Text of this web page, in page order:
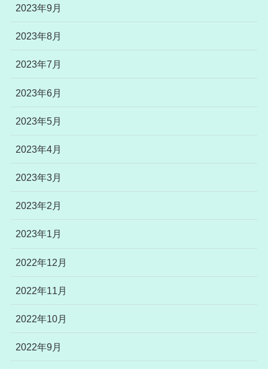
2023年9月
2023年8月
2023年7月
2023年6月
2023年5月
2023年4月
2023年3月
2023年2月
2023年1月
2022年12月
2022年11月
2022年10月
2022年9月